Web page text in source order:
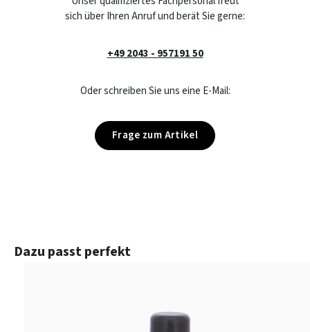
sich über Ihren Anruf und berät Sie gerne:
+49 2043 - 957191 50
Oder schreiben Sie uns eine E-Mail:
Frage zum Artikel
Produktgalerie überspringen
Dazu passt perfekt